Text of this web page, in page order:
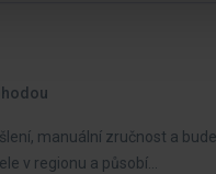
manuální zručnost a
v regionu a působí…